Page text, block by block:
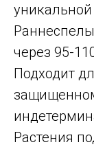
через 95-
Подходит
Растения